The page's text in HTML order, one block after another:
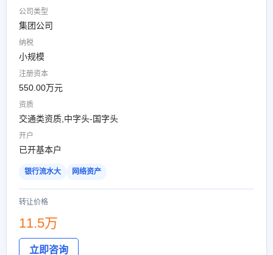
公司类型
集团公司
纳税
小规模
注册资本
550.00万元
资质
交通类资质,中字头-国字头
开户
已开基本户
银行流水大 网络资产
转让价格
11.5万
立即咨询